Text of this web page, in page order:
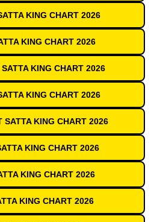
KING CHART 2026
KING CHART 2026
KING CHART 2026
KING CHART 2026
SATTA KING CHART 2026
KING CHART 2026
KING CHART 2026
KING CHART 2026